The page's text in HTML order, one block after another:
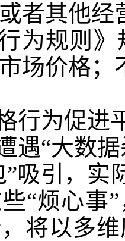
者其他经
为规则
场价格
行为促进
遇“大数
”吸引，
“烦心事
将以多